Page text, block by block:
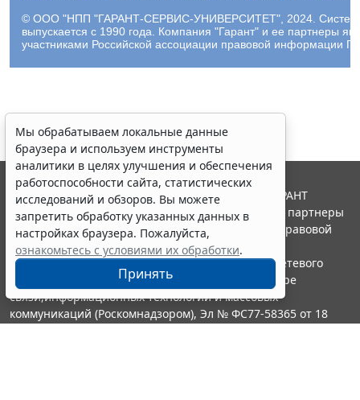
© ООО "НПП "ГАРАНТ-СЕРВИС-УНИВЕРСИТЕТ", 2024.
выпускается с 1990 года. Компания "Гарант" и ее партнеры
участниками Российской ассоциации правовой информации
Мы обрабатываем локальные данные
браузера и используем инструменты
аналитики в целях улучшения и обеспечения
работоспособности сайта, статистических
исследований и обзоров. Вы можете
запретить обработку указанных данных в
настройках браузера. Пожалуйста,
ознакомьтесь с условиями их обработки.
Принять
© ООО "НПП "ГАРАНТ-СЕРВИС", 2026. Система ГАРАНТ
выпускается с 1990 года. Компания "Гарант" и ее партнеры
являются участниками Российской ассоциации правовой
информации ГАРАНТ.
Портал ГАРАНТ.РУ зарегистрирован в качестве сетевого
издания Федеральной службой по надзору в сфере
связи,информационных технологий и массовых
коммуникаций (Роскомнадзором), Эл № ФС77-58365 от 18